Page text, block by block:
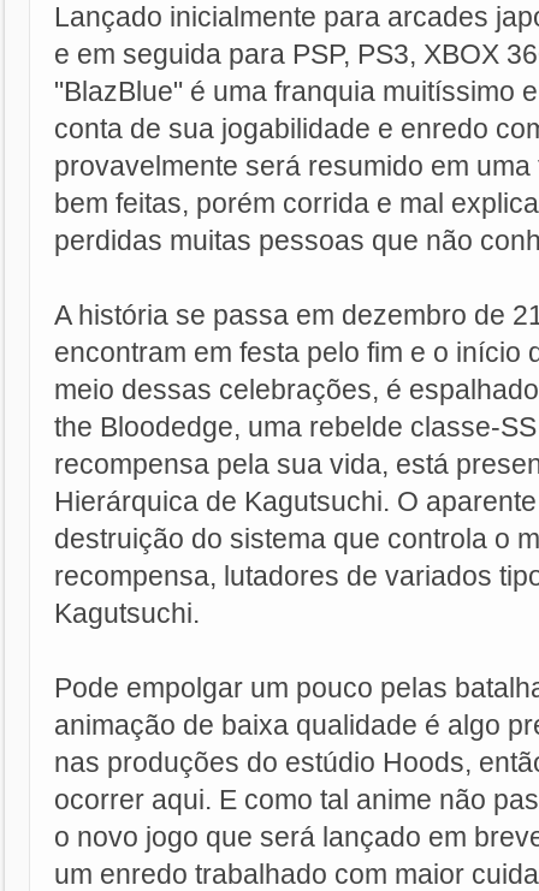
Lançado inicialmente para arcades
e em seguida para PSP, PS3, XBOX
"BlazBlue" é uma franquia muitíssimo
conta de sua jogabilidade e enredo
provavelmente será resumido em
bem feitas, porém corrida e mal
perdidas muitas pessoas que não
A história se passa em dezembro de
encontram em festa pelo fim e o início
meio dessas celebrações, é
the Bloodedge, uma rebelde classe-
recompensa pela sua vida, está
Hierárquica de Kagutsuchi. O
destruição do sistema que controla o
recompensa, lutadores de variados
Kagutsuchi.
Pode empolgar um pouco pelas
animação de baixa qualidade é algo
nas produções do estúdio Hoods,
ocorrer aqui. E como tal anime não
o novo jogo que será lançado em
um enredo trabalhado com maior